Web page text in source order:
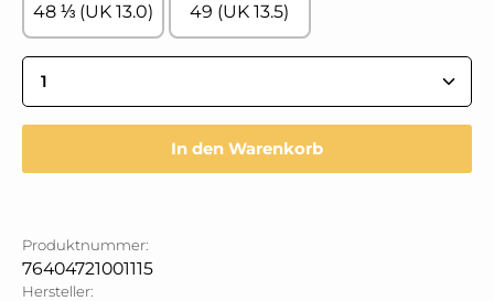
48 ⅓ (UK 13.0) 49 (UK 13.5)
Produkt Anzahl: Gib den gewünschten Wert
In den Warenkorb
Produktnummer:
76404721001115
Hersteller: